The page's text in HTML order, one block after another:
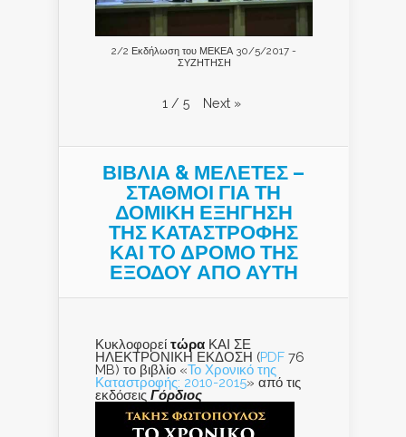
2/2 Εκδήλωση του ΜΕΚΕΑ 30/5/2017 -
ΣΥΖΗΤΗΣΗ
1 / 5 Next »
ΒΙΒΛΙΑ & ΜΕΛΕΤΕΣ –
ΣΤΑΘΜΟΙ ΓΙΑ ΤΗ
ΔΟΜΙΚΗ ΕΞΗΓΗΣΗ
ΤΗΣ ΚΑΤΑΣΤΡΟΦΗΣ
ΚΑΙ ΤO ΔΡΟΜΟ ΤΗΣ
ΕΞΟΔΟΥ ΑΠΟ ΑΥΤΗ
Κυκλοφορεί τώρα ΚΑΙ ΣΕ
ΗΛΕΚΤΡΟΝΙΚΗ ΕΚΔΟΣΗ (PDF 76
MB) το βιβλίο «Το Χρονικό της
Καταστροφής: 2010-2015» από τις
εκδόσεις Γόρδιος